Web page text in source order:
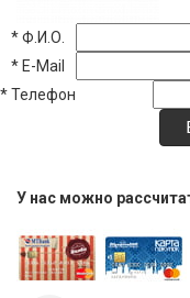
*Ф.И.О.
* E-Mail
*Телефон
У нас можно